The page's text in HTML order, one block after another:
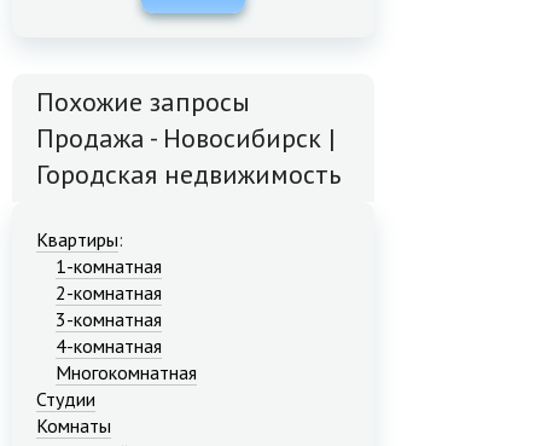
Похожие запросы
Продажа - Новосибирск |
Городская недвижимость
Квартиры:
1-комнатная
2-комнатная
3-комнатная
4-комнатная
Многокомнатная
Студии
Комнаты